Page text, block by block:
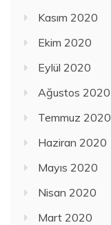
Kasım 2020
Ekim 2020
Eylül 2020
Ağustos 2020
Temmuz 2020
Haziran 2020
Mayıs 2020
Nisan 2020
Mart 2020